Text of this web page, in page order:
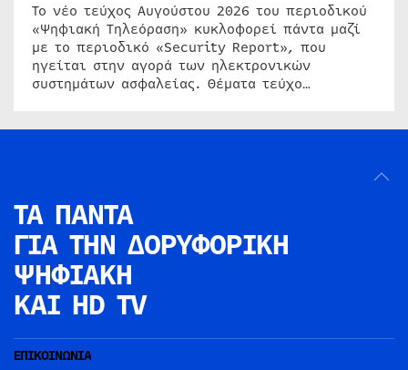
Το νέο τεύχος Αυγούστου 2026 του περιοδικού
«Ψηφιακή Τηλεόραση» κυκλοφορεί πάντα μαζί
με το περιοδικό «Security Report», που
ηγείται στην αγορά των ηλεκτρονικών
συστημάτων ασφαλείας. Θέματα τεύχο…
ΤΑ ΠΑΝΤΑ
ΓΙΑ ΤΗΝ ΔΟΡΥΦΟΡΙΚΗ
ΨΗΦΙΑΚΗ
ΚΑΙ HD TV
ΕΠΙΚΟΙΝΩΝΙΑ